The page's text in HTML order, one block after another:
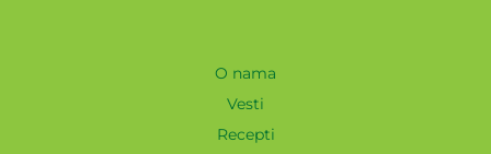
O nama
Vesti
Recepti